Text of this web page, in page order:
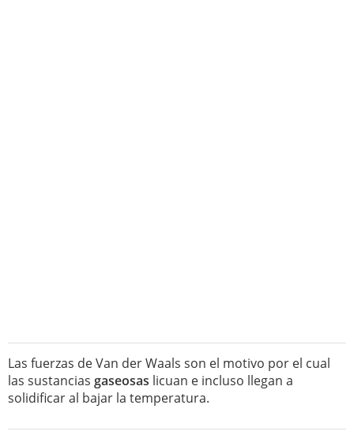
Las fuerzas de Van der Waals son el motivo por el cual
las sustancias gaseosas licuan e incluso llegan a
solidificar al bajar la temperatura.